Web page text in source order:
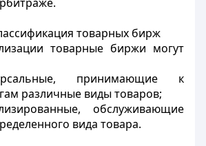
товарных бирж
товарные биржи могут
принимающие к
различные виды товаров;
обслуживающие
вида товара.